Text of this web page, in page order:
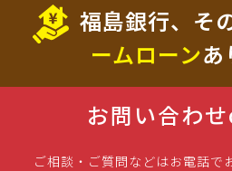
福島銀行、そ
ームローンあ
お問い合わせ
ご相談・ご質問などはお電話で